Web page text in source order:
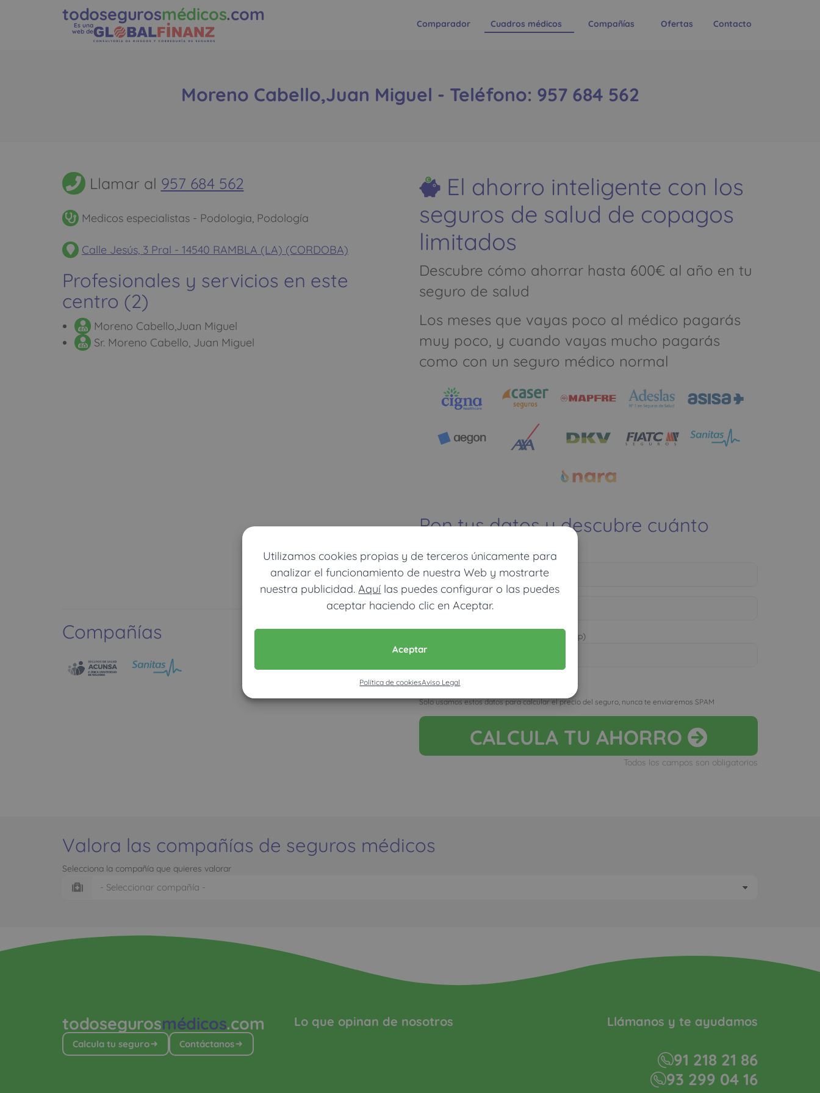
Utilizamos cookies propias y de terceros únicamente para
analizar el funcionamiento de nuestra Web y mostrarte
nuestra publicidad.Aquí las puedes configurar o las puedes
aceptar haciendo clic en Aceptar.
Aceptar
Política de cookiesAviso Legal
todosegurosmédicos.com
Es una
web de
Comparador Cuadros médicos Compañías Ofertas Contacto
Moreno Cabello,Juan Miguel - Teléfono: 957 684 562
Llamar al 957 684 562
Medicos especialistas - Podologia, Podología
Calle Jesús, 3 Pral - 14540 RAMBLA (LA) (CORDOBA)
Profesionales y servicios en este
centro (2)
Moreno Cabello,Juan Miguel
Sr. Moreno Cabello, Juan Miguel
Ver mapa más grande
Compañías
El ahorro inteligente con los
seguros de salud de copagos
limitados
Descubre cómo ahorrar hasta 600€ al año en tu
seguro de salud
Los meses que vayas poco al médico pagarás
muy poco, y cuando vayas mucho pagarás
como con un seguro médico normal
Pon tus datos y descubre cuánto
dinero ahorrarías
Móvil (Enviamos resultados vía WhatsApp)
Acepto la nota legal y RGPD
Solo usamos estos datos para calcular el precio del seguro, nunca te enviaremos SPAM
CALCULA TU AHORRO
Todos los campos son obligatorios
Valora las compañías de seguros médicos
Selecciona la compañía que quieres valorar
todosegurosmédicos.com
Calcula tu seguro Contáctanos
Lo que opinan de nosotros Llámanos y te ayudamos
91 218 21 86
93 299 04 16